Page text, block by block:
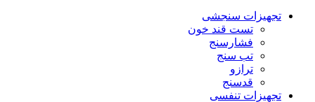
تجهیزات سنجشی
تست قند خون
فشارسنج
تب سنج
ترازو
قدسنج
تجهیزات تنفسی